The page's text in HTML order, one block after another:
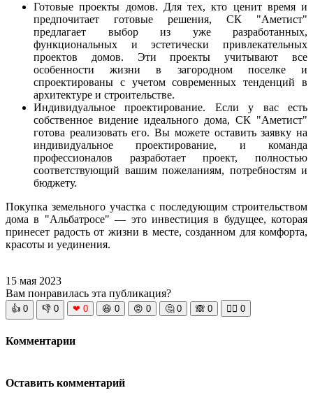
Готовые проекты домов. Для тех, кто ценит время и
предпочитает готовые решения, СК "Аметист"
предлагает выбор из уже разработанных,
функциональных и эстетически привлекательных
проектов домов. Эти проекты учитывают все
особенности жизни в загородном поселке и
спроектированы с учетом современных тенденций в
архитектуре и строительстве.
Индивидуальное проектирование. Если у вас есть
собственное видение идеального дома, СК "Аметист"
готова реализовать его. Вы можете оставить заявку на
индивидуальное проектирование, и команда
профессионалов разработает проект, полностью
соответствующий вашим пожеланиям, потребностям и
бюджету.
Покупка земельного участка с последующим строительством
дома в "Альбатросе" — это инвестиция в будущее, которая
принесет радость от жизни в месте, созданном для комфорта,
красоты и уединения.
15 мая 2023
Вам понравилась эта публикация?
👍 0 👎 0 ❤ 0 😆 0 😡 0 🤔 0 🙈 0 🧘‍♀️ 0
Комментарии
Оставить комментарий